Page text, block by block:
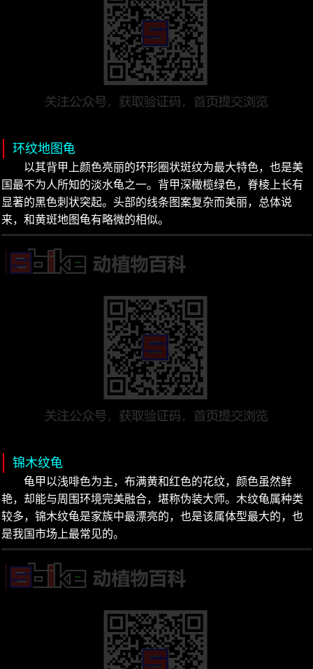
环纹地图龟
以其背甲上颜色亮丽的环形圈状斑纹为最大特色，也是美
国最不为人所知的淡水龟之一。背甲深橄榄绿色，脊棱上长有
显著的黑色刺状突起。头部的线条图案复杂而美丽，总体说
来，和黄斑地图龟有略微的相似。
锦木纹龟
龟甲以浅啡色为主，布满黄和红色的花纹，颜色虽然鲜
艳，却能与周围环境完美融合，堪称伪装大师。木纹龟属种类
较多，锦木纹龟是家族中最漂亮的，也是该属体型最大的，也
是我国市场上最常见的。